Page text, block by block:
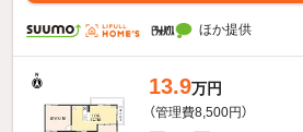
ほか提供
13.9万円
（管理費8,500円）